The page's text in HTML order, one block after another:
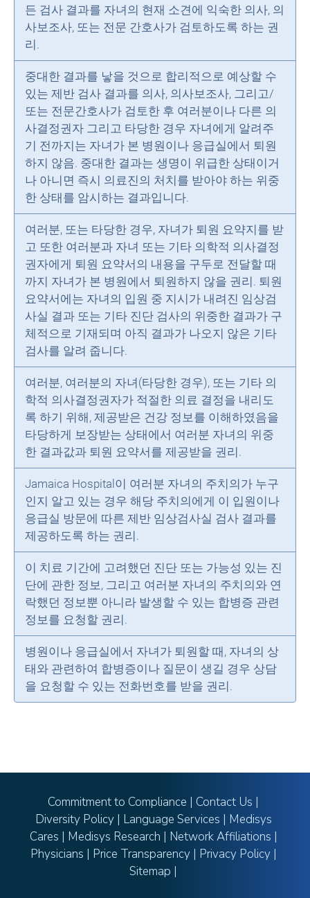
든 검사 결과를 자녀의 현재 소견에 익숙한 의사, 의
사보조사, 또는 전문 간호사가 검토하도록 하는 권
리.
중대한 결과를 낳을 것으로 합리적으로 예상할 수
있는 제반 검사 결과를 의사, 의사보조사, 그리고/
또는 전문간호사가 검토한 후 여러분이나 다른 의
사결정권자 그리고 타당한 경우 자녀에게 알려주
기 전까지는 자녀가 본 병원이나 응급실에서 퇴원
하지 않음. 중대한 결과는 생명이 위급한 상태이거
나 아니면 즉시 의료진의 처치를 받아야 하는 위중
한 상태를 암시하는 결과입니다.
여러분, 또는 타당한 경우, 자녀가 퇴원 요약지를 받
고 또한 여러분과 자녀 또는 기타 의학적 의사결정
권자에게 퇴원 요약서의 내용을 구두로 전달할 때
까지 자녀가 본 병원에서 퇴원하지 않을 권리. 퇴원
요약서에는 자녀의 입원 중 지시가 내려진 임상검
사실 결과 또는 기타 진단 검사의 위중한 결과가 구
체적으로 기재되며 아직 결과가 나오지 않은 기타
검사를 알려 줍니다.
여러분, 여러분의 자녀(타당한 경우), 또는 기타 의
학적 의사결정권자가 적절한 의료 결정을 내리도
록 하기 위해, 제공받은 건강 정보를 이해하였음을
타당하게 보장받는 상태에서 여러분 자녀의 위중
한 결과값과 퇴원 요약서를 제공받을 권리.
Jamaica Hospital이 여러분 자녀의 주치의가 누구
인지 알고 있는 경우 해당 주치의에게 이 입원이나
응급실 방문에 따른 제반 임상검사실 검사 결과를
제공하도록 하는 권리.
이 치료 기간에 고려했던 진단 또는 가능성 있는 진
단에 관한 정보, 그리고 여러분 자녀의 주치의와 연
락했던 정보뿐 아니라 발생할 수 있는 합병증 관련
정보를 요청할 권리.
병원이나 응급실에서 자녀가 퇴원할 때, 자녀의 상
태와 관련하여 합병증이나 질문이 생길 경우 상담
을 요청할 수 있는 전화번호를 받을 권리.
Commitment to Compliance | Contact Us |
Diversity Policy| Language Services | Medisys
Cares | Medisys Research | Network Affiliations |
Physicians | Price Transparency| Privacy Policy|
Sitemap |